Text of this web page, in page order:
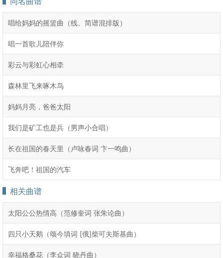
唱给妈妈的摇篮曲（线、简谱混排版）
唱一首歌儿陪伴你
彩云与彩虹心相牵
森林里飞来啄木鸟
妈妈月亮，爸爸太阳
我们是矿工也是兵（男声小合唱）
长在祖国的春天里（卢咏春词 卞一鸣曲）
飞奔吧！祖国的汽车
相关曲谱
太阳公公热情高（范修奎词 张朱论曲）
四只小天鹅（颂今填词 [俄]柴可夫斯基曲）
幸福格桑花（李众词 晓丹曲）